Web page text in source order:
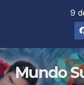
9
Mundo